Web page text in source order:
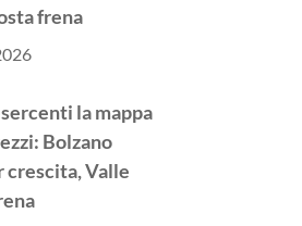
frena
la mappa
Bolzano
crescita, Valle